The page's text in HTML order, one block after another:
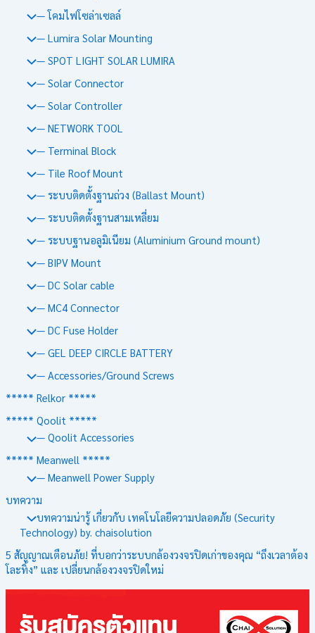
— โคมไฟโซล่าเซลล์
— Lumira Solar Mounting
— SPOT LIGHT SOLAR LUMIRA
— Solar Connector
— Solar Controller
— NETWORK TOOL
— Terminal Block
— Tile Roof Mount
— ระบบติดตั้งฐานถ่วง (Ballast Mount)
— ระบบติดตั้งฐานสามเหลี่ยม
— ระบบฐานอลูมิเนียม (Aluminium Ground mount)
— BIPV Mount
— DC Solar cable
— MC4 Connector
— DC Fuse Holder
— GEL DEEP CIRCLE BATTERY
— Accessories/Ground Screws
***** Relkor *****
***** Qoolit *****
— Qoolit Accessories
***** Meanwell *****
— Meanwell Power Supply
บทความ
บทความน่ารู้ เกี่ยวกับ เทคโนโลยีความปลอดภัย (Security
Technology) by. chaisolution
5 สัญญาณเตือนภัย! ที่บอกว่าระบบกล้องวงจรปิดเก่าของคุณ “ถึงเวลาต้อง
โละทิ้ง” และ เปลี่ยนกล้องวงจรปิดใหม่